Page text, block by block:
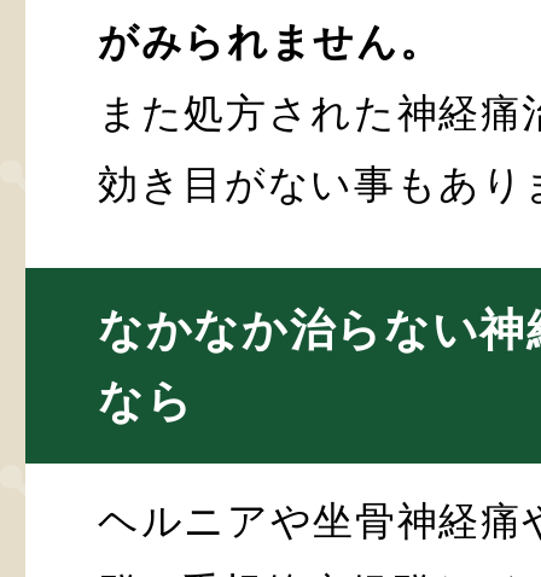
がみられません。
また処方された神経痛
効き目がない事もあり
なかなか治らない
なら
ヘルニアや坐骨神経痛